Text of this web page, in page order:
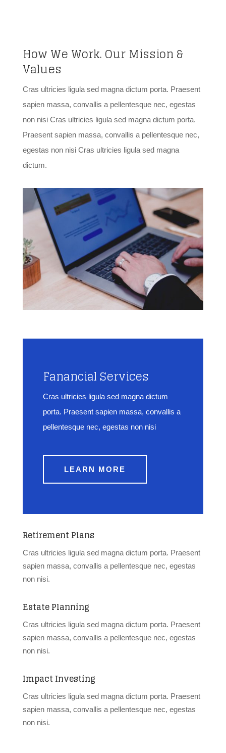
How We Work. Our Mission &
Values
Cras ultricies ligula sed magna dictum porta. Praesent
sapien massa, convallis a pellentesque nec, egestas
non nisi Cras ultricies ligula sed magna dictum porta.
Praesent sapien massa, convallis a pellentesque nec,
egestas non nisi Cras ultricies ligula sed magna
dictum.
Fanancial Services
Cras ultricies ligula sed magna dictum
porta. Praesent sapien massa, convallis a
pellentesque nec, egestas non nisi
LEARN MORE
Retirement Plans
Cras ultricies ligula sed magna dictum porta. Praesent
sapien massa, convallis a pellentesque nec, egestas
non nisi.
Estate Planning
Cras ultricies ligula sed magna dictum porta. Praesent
sapien massa, convallis a pellentesque nec, egestas
non nisi.
Impact Investing
Cras ultricies ligula sed magna dictum porta. Praesent
sapien massa, convallis a pellentesque nec, egestas
non nisi.